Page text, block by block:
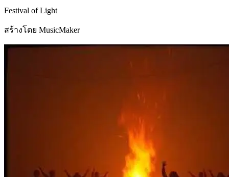
Festival of Light
สร้างโดย MusicMaker